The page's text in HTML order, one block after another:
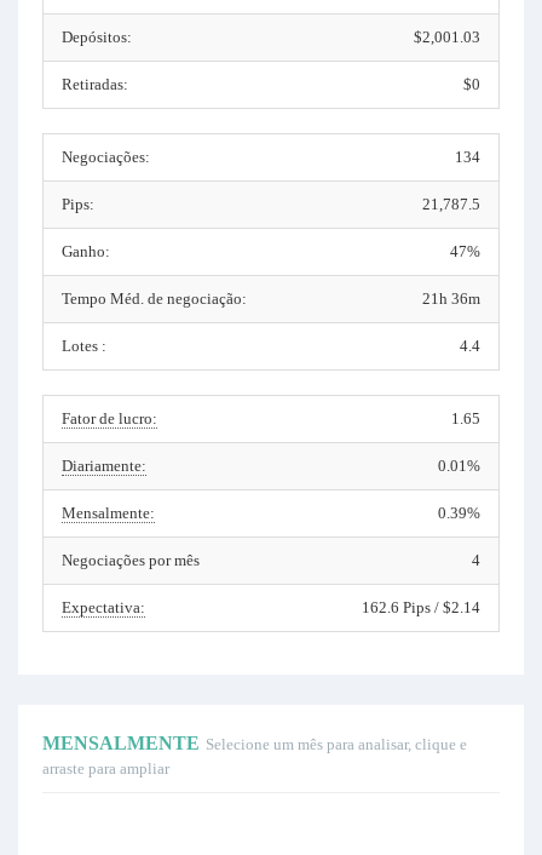
Depósitos: $2,001.03
Retiradas: $0
Negociações: 134
Pips: 21,787.5
Ganho: 47%
Tempo Méd. de negociação: 21h 36m
Lotes : 4.4
Fator de lucro: 1.65
Diariamente: 0.01%
Mensalmente: 0.39%
Negociações por mês 4
Expectativa: 162.6 Pips / $2.14
MENSALMENTE Selecione um mês para analisar, clique e
arraste para ampliar